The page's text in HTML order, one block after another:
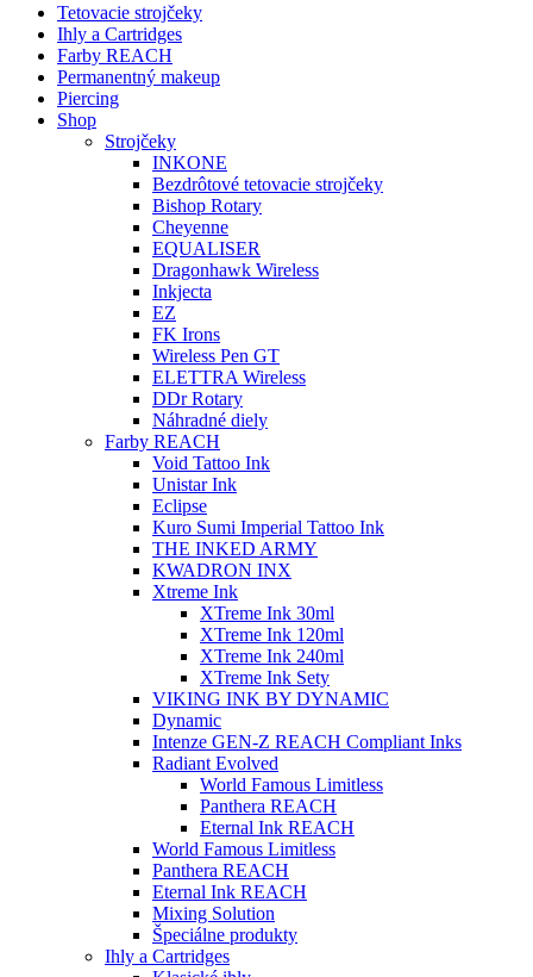
Tetovacie strojčeky
Ihly a Cartridges
Farby REACH
Permanentný makeup
Piercing
Shop
Strojčeky
INKONE
Bezdrôtové tetovacie strojčeky
Bishop Rotary
Cheyenne
EQUALISER
Dragonhawk Wireless
Inkjecta
EZ
FK Irons
Wireless Pen GT
ELETTRA Wireless
DDr Rotary
Náhradné diely
Farby REACH
Void Tattoo Ink
Unistar Ink
Eclipse
Kuro Sumi Imperial Tattoo Ink
THE INKED ARMY
KWADRON INX
Xtreme Ink
XTreme Ink 30ml
XTreme Ink 120ml
XTreme Ink 240ml
XTreme Ink Sety
VIKING INK BY DYNAMIC
Dynamic
Intenze GEN-Z REACH Compliant Inks
Radiant Evolved
World Famous Limitless
Panthera REACH
Eternal Ink REACH
World Famous Limitless
Panthera REACH
Eternal Ink REACH
Mixing Solution
Špeciálne produkty
Ihly a Cartridges